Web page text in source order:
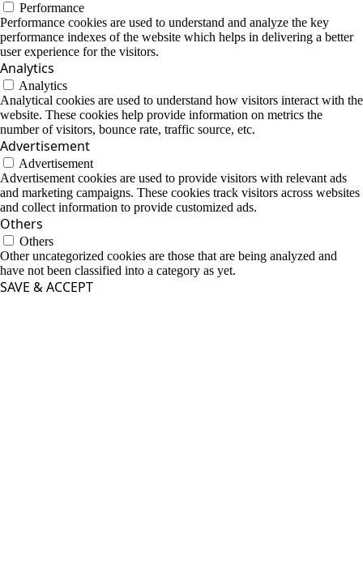
Performance
Performance cookies are used to understand and analyze the key
performance indexes of the website which helps in delivering a better
user experience for the visitors.
Analytics
Analytics
Analytical cookies are used to understand how visitors interact with the
website. These cookies help provide information on metrics the
number of visitors, bounce rate, traffic source, etc.
Advertisement
Advertisement
Advertisement cookies are used to provide visitors with relevant ads
and marketing campaigns. These cookies track visitors across websites
and collect information to provide customized ads.
Others
Others
Other uncategorized cookies are those that are being analyzed and
have not been classified into a category as yet.
SAVE & ACCEPT